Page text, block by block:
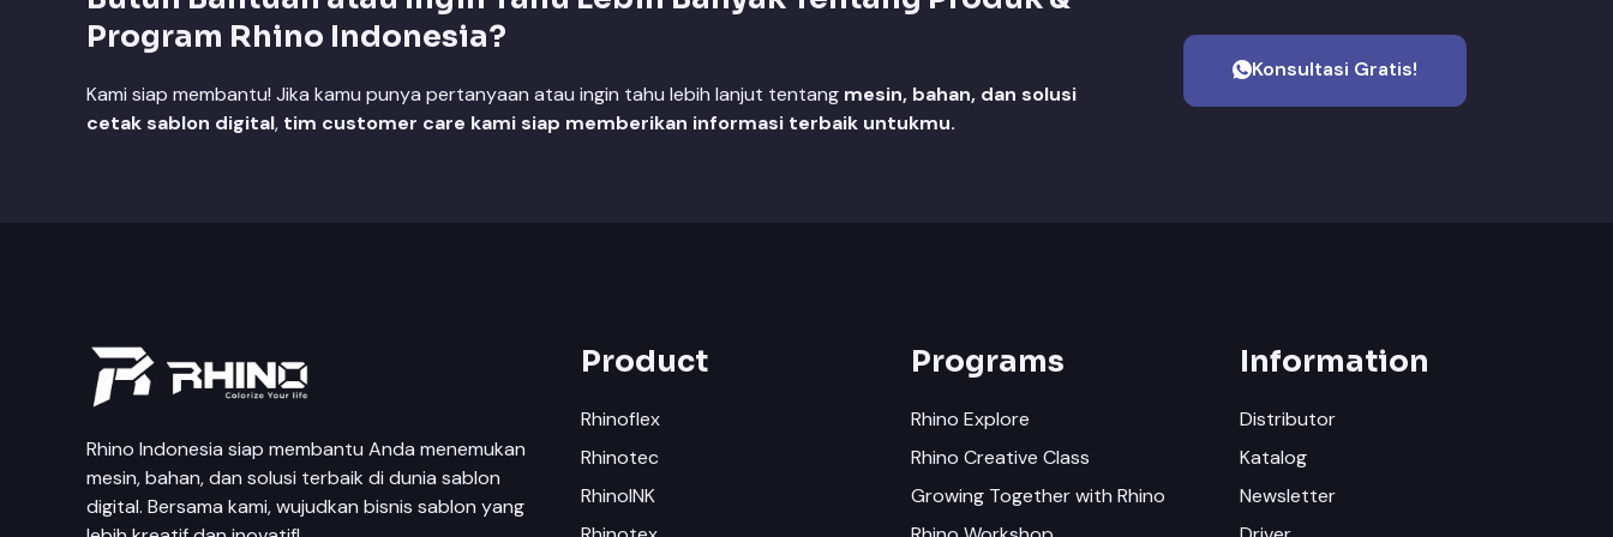
Program Rhino Indonesia?
Kami siap membantu! Jika kamu punya pertanyaan atau ingin tahu lebih lanjut tentang mesin, bahan, dan solusi
cetak sablon digital, tim customer care kami siap memberikan informasi terbaik untukmu.
Konsultasi Gratis!
Rhino Indonesia siap membantu Anda menemukan
mesin, bahan, dan solusi terbaik di dunia sablon
digital. Bersama kami, wujudkan bisnis sablon yang
Product
Rhinoflex
Rhinotec
RhinoINK
Programs
Rhino Explore
Rhino Creative Class
Growing Together with Rhino
Information
Distributor
Katalog
Newsletter